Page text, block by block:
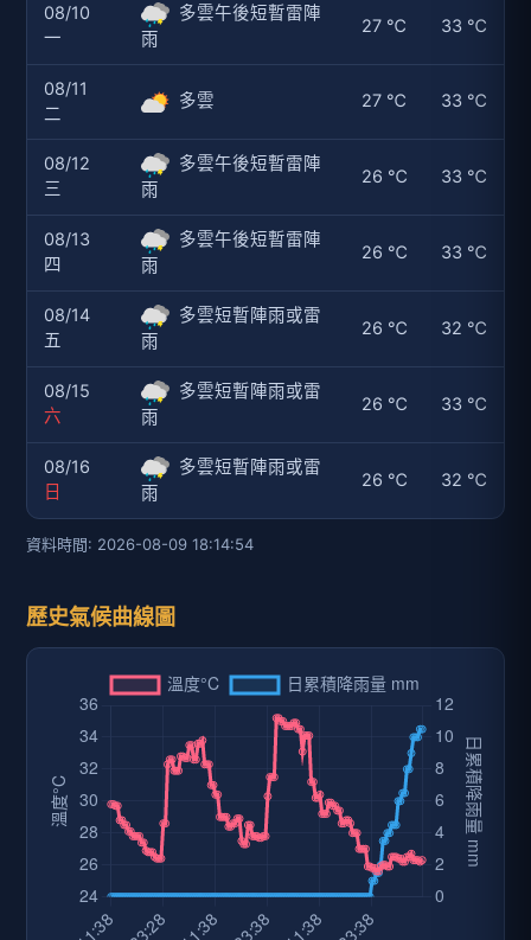
08/10
一
多雲午後短暫雷陣
雨
27 ℃ 33 ℃
08/11
二
多雲 27 ℃ 33 ℃
08/12
三
多雲午後短暫雷陣
雨
26 ℃ 33 ℃
08/13
四
多雲午後短暫雷陣
雨
26 ℃ 33 ℃
08/14
五
多雲短暫陣雨或雷
雨
26 ℃ 32 ℃
08/15
六
多雲短暫陣雨或雷
雨
26 ℃ 33 ℃
08/16
日
多雲短暫陣雨或雷
雨
26 ℃ 32 ℃
資料時間: 2026-08-09 18:14:54
歷史氣候曲線圖